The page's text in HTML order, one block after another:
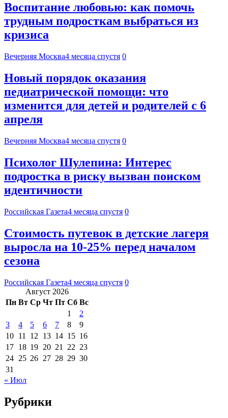
Воспитание любовью: как помочь
трудным подросткам выбраться из
кризиса
Вечерняя Москва4 месяца спустя 0
Новый порядок оказания
педиатрической помощи: что
изменится для детей и родителей с 6
апреля
Вечерняя Москва4 месяца спустя 0
Психолог Шулепина: Интерес
подростка в риску вызван поиском
идентичности
Российская Газета4 месяца спустя 0
Стоимость путевок в детские лагеря
выросла на 10-25% перед началом
сезона
Российская Газета4 месяца спустя 0
Август 2026
Пн Вт Ср Чт Пт Сб Вс
1
2
3
4 5 6 7 8
9
10 11 12 13 14 15 16
17 18 19 20 21 22 23
24 25 26 27 28 29 30
31
« Июл
Рубрики